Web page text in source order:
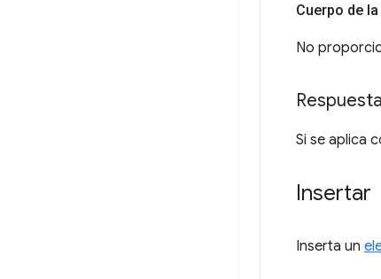
Cuerpo de
No
Respuesta
Si se aplica
Insertar
Inserta un